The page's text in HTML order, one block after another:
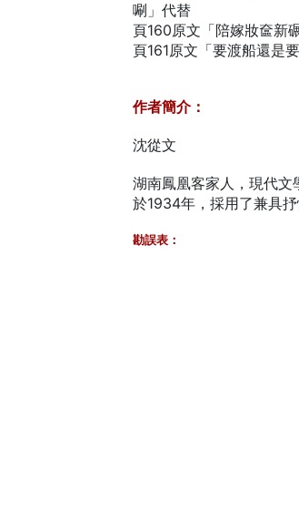
唰」代替
頁160原文「陪嫁妝奩新
頁161原文「要渡船還是
作者簡介：
沈從文
湖南鳳凰客家人，現代
於1934年，採用了兼具
勘誤表：